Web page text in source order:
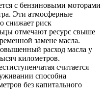
с бензиновыми моторами
Эти атмосферные
снижает риск
отмечают ресурс свыше
замене масла.
расход масла у
километров.
считается
способна
без капитального